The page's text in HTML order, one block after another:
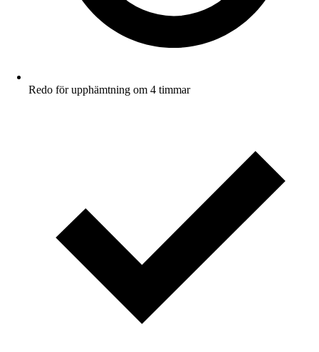
Redo för upphämtning om 4 timmar